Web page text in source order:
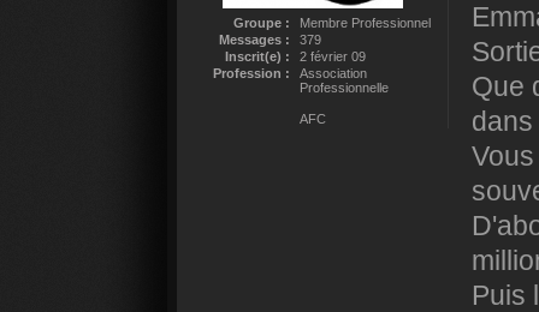
Groupe :
Membre Professionnel
Messages :
379
Inscrit(e) :
2 février 09
Profession :
Association
Professionnelle
AFC
Que
Puis